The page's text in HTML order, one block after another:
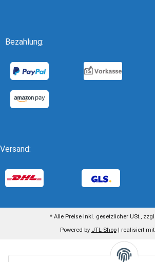
Bezahlung:
Versand:
* Alle Preise inkl. gesetzlicher USt., zzgl.
Powered by JTL-Shop | realisiert mit